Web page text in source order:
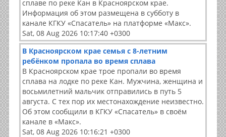
сплаве по реке Кан в Красноярском крае.
Информация об этом размещена в субботу в
канале КГКУ «Спасатель» на платформе «Макс».
Sat, 08 Aug 2026 10:17:40 +0300
В Красноярском крае семья с 8-летним
ребёнком пропала во время сплава
В Красноярском крае трое пропали во время
сплава на лодке по реке Кан. Мужчина, женщина и
восьмилетний мальчик отправились в путь 5
августа. С тех пор их местонахождение неизвестно.
Об этом сообщили в КГКУ «Спасатель» в своём
канале в «Макс».
Sat, 08 Aug 2026 10:16:21 +0300